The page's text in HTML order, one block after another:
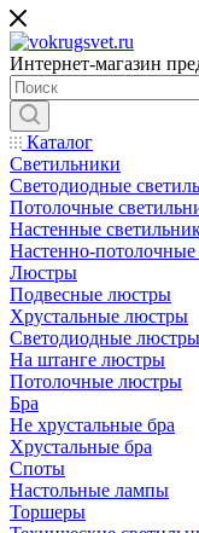
Интернет-магазин
Каталог
Светильники
Светодиодные
Потолочные
Настенные
Настенно-потолочные
Люстры
Подвесные люстры
Хрустальные люстры
Светодиодные люстры
На штанге люстры
Потолочные люстры
Бра
Не хрустальные бра
Хрустальные бра
Споты
Настольные лампы
Торшеры